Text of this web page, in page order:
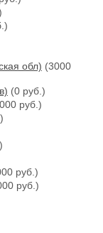
обл) (3000
(0 руб.)
руб.)
руб.)
руб.)